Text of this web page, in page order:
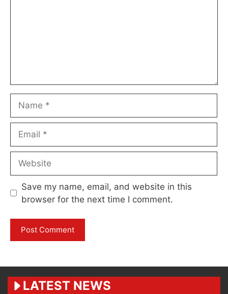
Save my name, email, and website in this
browser for the next time I comment.
LATEST NEWS